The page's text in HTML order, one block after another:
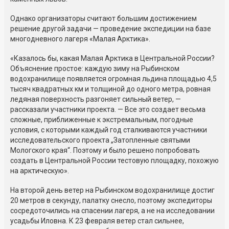
Однако организаторы считают большим достижением
решение другой задачи — проведение экспедиции на базе
многодневного лагеря «Малая Арктика».
«Казалось бы, какая Малая Арктика в Центральной России?
Объяснение простое: каждую зиму на Рыбинском
водохранилище появляется огромная льдина площадью 4,5
тысяч квадратных км и толщиной до одного метра, ровная
ледяная поверхность разгоняет сильный ветер, —
рассказали участники проекта. — Все это создает весьма
сложные, приближенные к экстремальным, погодные
условия, с которыми каждый год сталкиваются участники
исследовательского проекта „Затопленные святыми
Мологского края“. Поэтому и было решено попробовать
создать в Центральной России тестовую площадку, похожую
на арктическую».
На второй день ветер на Рыбинском водохранилище достиг
20 метров в секунду, палатку снесло, поэтому экспедиторы
сосредоточились на спасении лагеря, а не на исследовании
усадьбы Иловна. К 23 февраля ветер стал сильнее,